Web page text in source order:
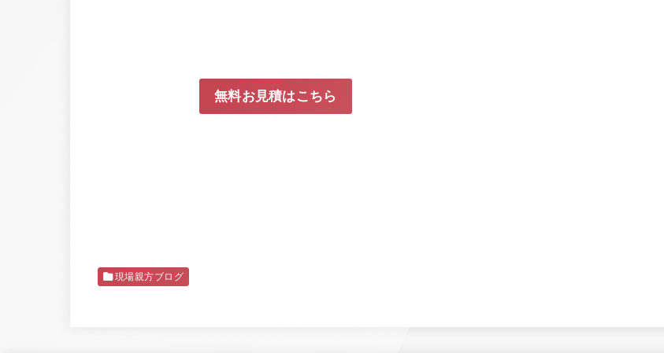
無料お見積はこちら
現場親方ブログ